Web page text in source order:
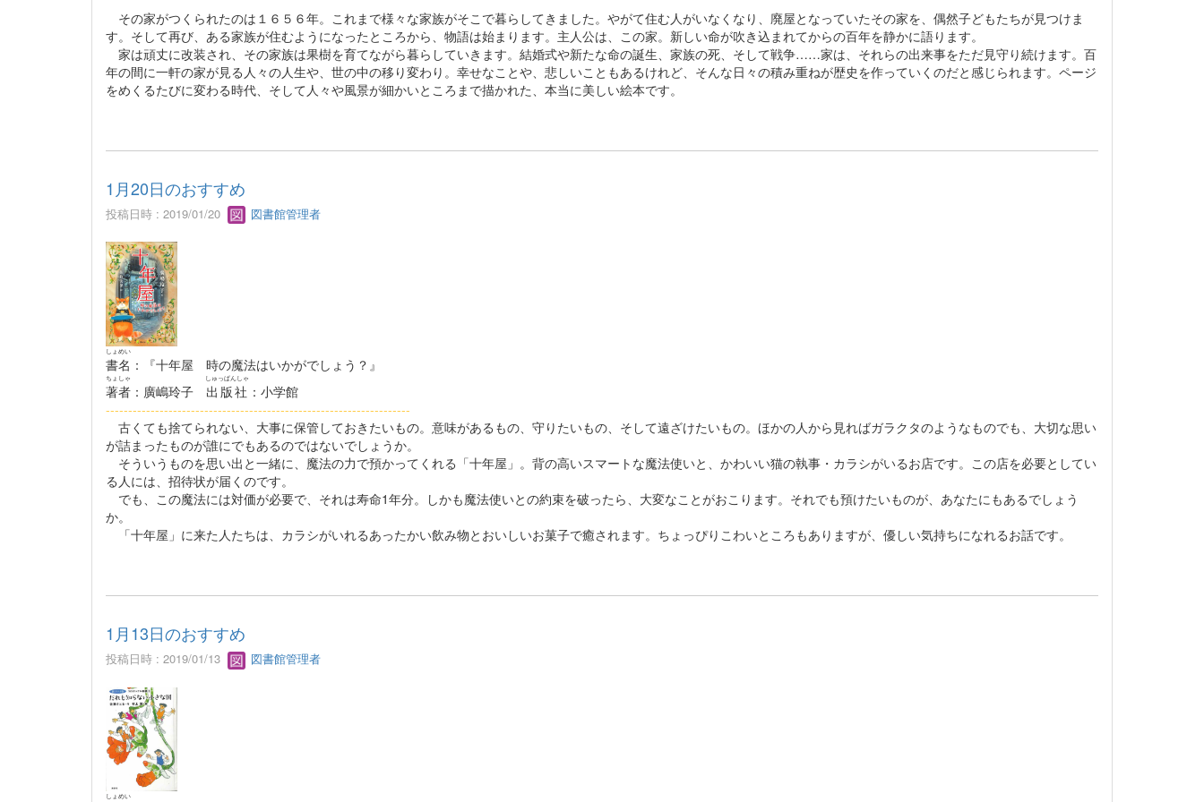
その家がつくられたのは１６５６年。これまで様々な家族がそこで暮らしてきました。やがて住む人がいなくなり、廃屋となっていたその家を、偶然子どもたちが見つけま
す。そして再び、ある家族が住むようになったところから、物語は始まります。主人公は、この家。新しい命が吹き込まれてからの百年を静かに語ります。
家は頑丈に改装され、その家族は果樹を育てながら暮らしていきます。結婚式や新たな命の誕生、家族の死、そして戦争……家は、それらの出来事をただ見守り続けます。百
年の間に一軒の家が見る人々の人生や、世の中の移り変わり。幸せなことや、悲しいこともあるけれど、そんな日々の積み重ねが歴史を作っていくのだと感じられます。ページ
をめくるたびに変わる時代、そして人々や風景が細かいところまで描かれた、本当に美しい絵本です。
1月20日のおすすめ
投稿日時 : 2019/01/20 図書館管理者
書名
しょめい
：『十年屋 時の魔法はいかがでしょう？』
著者
ちょしゃ
：廣嶋玲子 出版社
しゅっぱんしゃ
：小学館
--------------------------------------------------------------------
古くても捨てられない、大事に保管しておきたいもの。意味があるもの、守りたいもの、そして遠ざけたいもの。ほかの人から見ればガラクタのようなものでも、大切な思い
が詰まったものが誰にでもあるのではないでしょうか。
そういうものを思い出と一緒に、魔法の力で預かってくれる「十年屋」。背の高いスマートな魔法使いと、かわいい猫の執事・カラシがいるお店です。この店を必要としてい
る人には、招待状が届くのです。
でも、この魔法には対価が必要で、それは寿命1年分。しかも魔法使いとの約束を破ったら、大変なことがおこります。それでも預けたいものが、あなたにもあるでしょう
か。
「十年屋」に来た人たちは、カラシがいれるあったかい飲み物とおいしいお菓子で癒されます。ちょっぴりこわいところもありますが、優しい気持ちになれるお話です。
1月13日のおすすめ
投稿日時 : 2019/01/13 図書館管理者
しょめい